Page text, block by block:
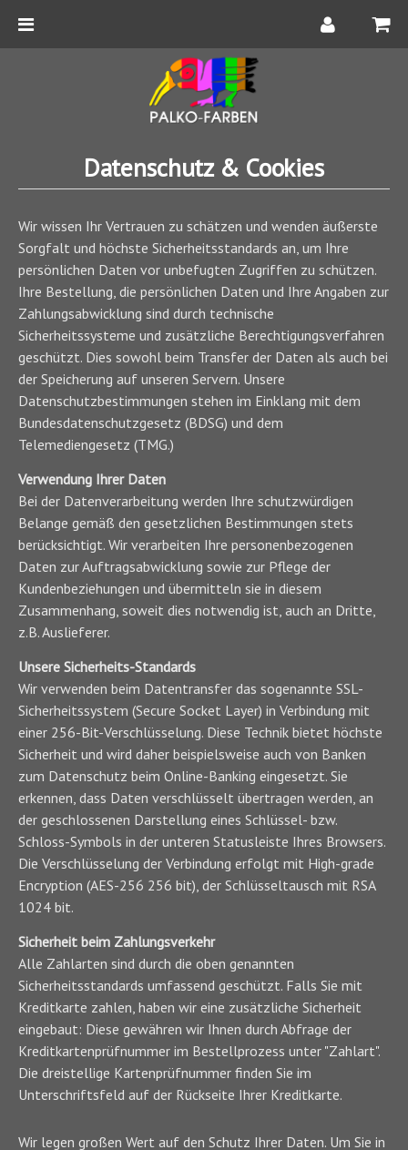
Datenschutz & Cookies
Wir wissen Ihr Vertrauen zu schätzen und wenden äußerste
Sorgfalt und höchste Sicherheitsstandards an, um Ihre
persönlichen Daten vor unbefugten Zugriffen zu schützen.
Ihre Bestellung, die persönlichen Daten und Ihre Angaben zur
Zahlungsabwicklung sind durch technische
Sicherheitssysteme und zusätzliche Berechtigungsverfahren
geschützt. Dies sowohl beim Transfer der Daten als auch bei
der Speicherung auf unseren Servern. Unsere
Datenschutzbestimmungen stehen im Einklang mit dem
Bundesdatenschutzgesetz (BDSG) und dem
Telemediengesetz (TMG.)
Verwendung Ihrer Daten
Bei der Datenverarbeitung werden Ihre schutzwürdigen
Belange gemäß den gesetzlichen Bestimmungen stets
berücksichtigt. Wir verarbeiten Ihre personenbezogenen
Daten zur Auftragsabwicklung sowie zur Pflege der
Kundenbeziehungen und übermitteln sie in diesem
Zusammenhang, soweit dies notwendig ist, auch an Dritte,
z.B. Auslieferer.
Unsere Sicherheits-Standards
Wir verwenden beim Datentransfer das sogenannte SSL-
Sicherheitssystem (Secure Socket Layer) in Verbindung mit
einer 256-Bit-Verschlüsselung. Diese Technik bietet höchste
Sicherheit und wird daher beispielsweise auch von Banken
zum Datenschutz beim Online-Banking eingesetzt. Sie
erkennen, dass Daten verschlüsselt übertragen werden, an
der geschlossenen Darstellung eines Schlüssel- bzw.
Schloss-Symbols in der unteren Statusleiste Ihres Browsers.
Die Verschlüsselung der Verbindung erfolgt mit High-grade
Encryption (AES-256 256 bit), der Schlüsseltausch mit RSA
1024 bit.
Sicherheit beim Zahlungsverkehr
Alle Zahlarten sind durch die oben genannten
Sicherheitsstandards umfassend geschützt. Falls Sie mit
Kreditkarte zahlen, haben wir eine zusätzliche Sicherheit
eingebaut: Diese gewähren wir Ihnen durch Abfrage der
Kreditkartenprüfnummer im Bestellprozess unter "Zahlart".
Die dreistellige Kartenprüfnummer finden Sie im
Unterschriftsfeld auf der Rückseite Ihrer Kreditkarte.
Wir legen großen Wert auf den Schutz Ihrer Daten. Um Sie in